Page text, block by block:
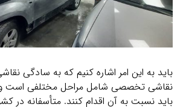
باید به این امر اشاره کنیم که به سادگی
نقاشی تخصصی شامل مراحل مختلفی است و
باید نسبت به آن اقدام کنند. متأسفانه در